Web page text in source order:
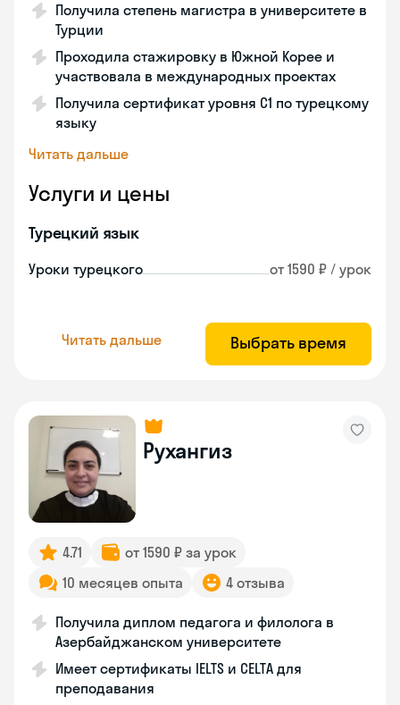
Получила степень магистра в университете в
Турции
Проходила стажировку в Южной Корее и
участвовала в международных проектах
Получила сертификат уровня C1 по турецкому
языку
Читать дальше
Услуги и цены
Турецкий язык
Уроки турецкого от 1590 ₽ / урок
Читать дальше Выбрать время
Рухангиз
4.71
от 1590 ₽ за урок
10 месяцев опыта
4 отзыва
Получила диплом педагога и филолога в
Азербайджанском университете
Имеет сертификаты IELTS и CELTA для
преподавания